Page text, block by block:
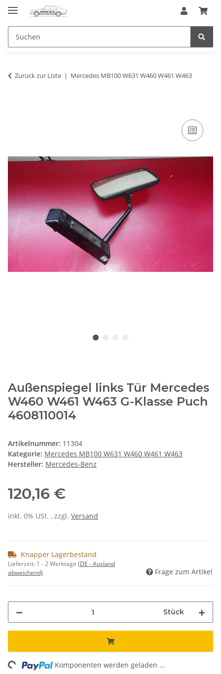
Zurück zur Liste Mercedes MB100 W631 W460 W461 W463
Außenspiegel links Tür Mercedes
W460 W461 W463 G-Klasse Puch
4608110014
Artikelnummer: 11304
Kategorie: Mercedes MB100 W631 W460 W461 W463
Hersteller: Mercedes-Benz
120,16 €
inkl. 0% USt. , zzgl. Versand
Knapper Lagerbestand
Lieferzeit: 1 - 2 Werktage (DE - Ausland
abweichend)
Frage zum Artikel
Stück
Komponenten werden geladen ...